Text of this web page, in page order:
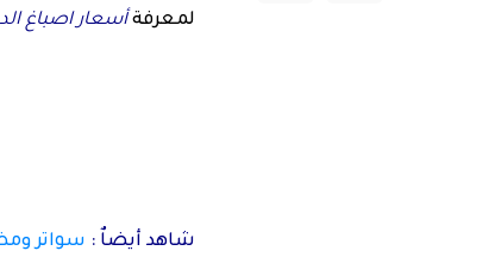
لمعرفةأسعار اصباغ
شاهد أيضاٌ : سواتر